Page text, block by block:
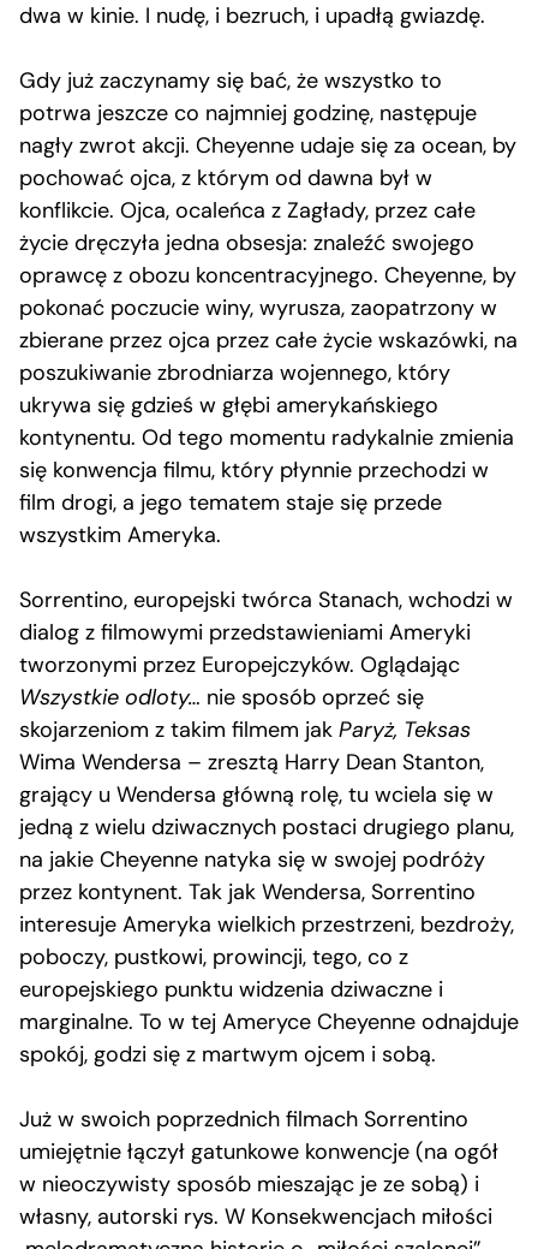
dwa w kinie. I nudę, i bezruch, i upadłą gwiazdę.
Gdy już zaczynamy się bać, że wszystko to
potrwa jeszcze co najmniej godzinę, następuje
nagły zwrot akcji. Cheyenne udaje się za ocean, by
pochować ojca, z którym od dawna był w
konflikcie. Ojca, ocaleńca z Zagłady, przez całe
życie dręczyła jedna obsesja: znaleźć swojego
oprawcę z obozu koncentracyjnego. Cheyenne, by
pokonać poczucie winy, wyrusza, zaopatrzony w
zbierane przez ojca przez całe życie wskazówki, na
poszukiwanie zbrodniarza wojennego, który
ukrywa się gdzieś w głębi amerykańskiego
kontynentu. Od tego momentu radykalnie zmienia
się konwencja filmu, który płynnie przechodzi w
film drogi, a jego tematem staje się przede
wszystkim Ameryka.
Sorrentino, europejski twórca Stanach, wchodzi w
dialog z filmowymi przedstawieniami Ameryki
tworzonymi przez Europejczyków. Oglądając
Wszystkie odloty… nie sposób oprzeć się
skojarzeniom z takim filmem jak Paryż, Teksas
Wima Wendersa – zresztą Harry Dean Stanton,
grający u Wendersa główną rolę, tu wciela się w
jedną z wielu dziwacznych postaci drugiego planu,
na jakie Cheyenne natyka się w swojej podróży
przez kontynent. Tak jak Wendersa, Sorrentino
interesuje Ameryka wielkich przestrzeni, bezdroży,
poboczy, pustkowi, prowincji, tego, co z
europejskiego punktu widzenia dziwaczne i
marginalne. To w tej Ameryce Cheyenne odnajduje
spokój, godzi się z martwym ojcem i sobą.
Już w swoich poprzednich filmach Sorrentino
umiejętnie łączył gatunkowe konwencje (na ogół
w nieoczywisty sposób mieszając je ze sobą) i
własny, autorski rys. W Konsekwencjach miłości